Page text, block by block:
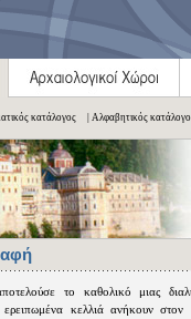
κατάλογος | Αλφαβητικός
το καθολικό μιας
κελλιά ανήκουν